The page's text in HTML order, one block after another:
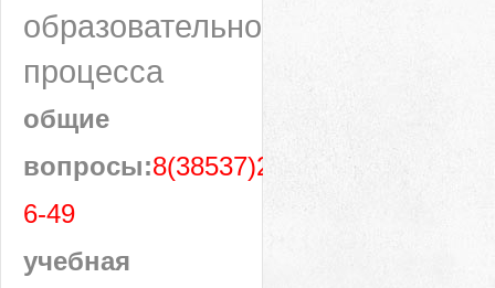
образовательного
процесса
общие
вопросы:8(38537)28-
6-49
учебная